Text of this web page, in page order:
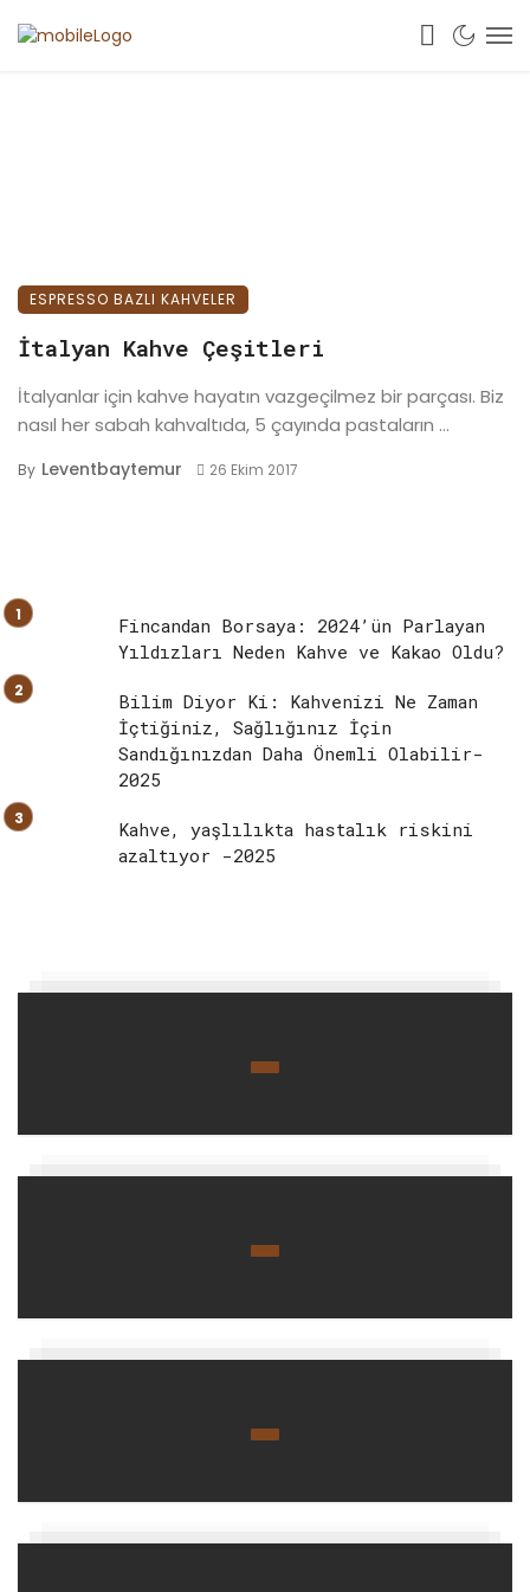
ESPRESSO BAZLI KAHVELER
İtalyan Kahve Çeşitleri
İtalyanlar için kahve hayatın vazgeçilmez bir parçası. Biz
nasıl her sabah kahvaltıda, 5 çayında pastaların ...
By Leventbaytemur 26 Ekim 2017
Fincandan Borsaya: 2024’ün Parlayan
Yıldızları Neden Kahve ve Kakao Oldu?
Bilim Diyor Ki: Kahvenizi Ne Zaman
İçtiğiniz, Sağlığınız İçin
Sandığınızdan Daha Önemli Olabilir-
2025
Kahve, yaşlılıkta hastalık riskini
azaltıyor -2025